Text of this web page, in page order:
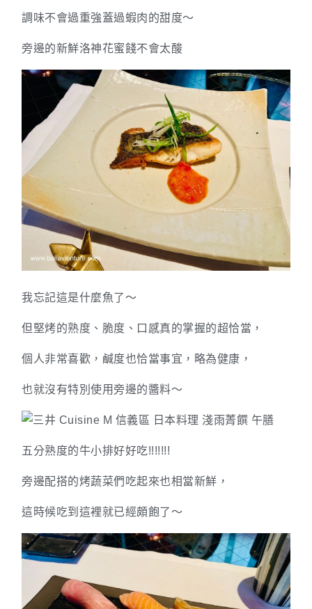
調味不會過重強蓋過蝦肉的甜度～
旁邊的新鮮洛神花蜜餞不會太酸
我忘記這是什麼魚了～
但堅烤的熟度、脆度、口感真的掌握的超恰當，
個人非常喜歡，鹹度也恰當事宜，略為健康，
也就沒有特別使用旁邊的醬料～
五分熟度的牛小排好好吃!!!!!!!
旁邊配搭的烤蔬菜們吃起來也相當新鮮，
這時候吃到這裡就已經頗飽了～